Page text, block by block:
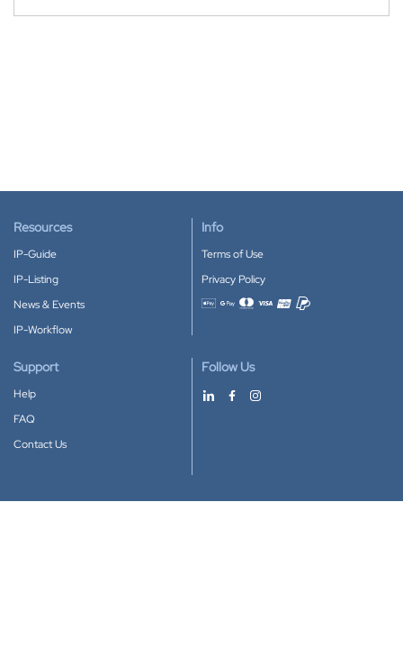
Resources
IP-Guide
IP-Listing
News & Events
IP-Workflow
Info
Terms of Use
Privacy Policy
Accepted payment methods
Support
Help
FAQ
Contact Us
Follow Us